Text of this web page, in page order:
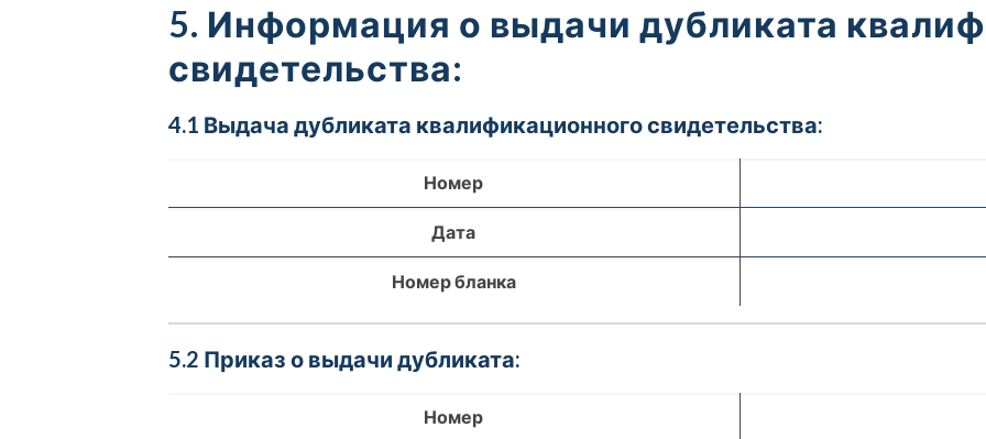
5. Информация о выдачи дубликата
свидетельства:
4.1 Выдача дубликата квалификационного свидетельства:
Номер
Дата
Номер бланка
5.2 Приказ о выдачи дубликата:
Номер